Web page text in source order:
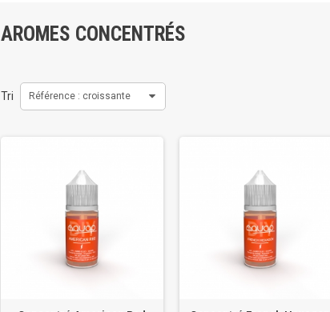
AROMES CONCENTRÉS
Tri Référence : croissante